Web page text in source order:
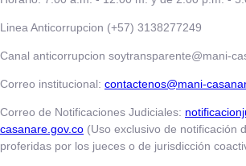
Linea Anticorrupcion (+57) 3138277249
Canal anticorrupcion soytransparente@mani-
Correo institucional: contactenos@mani-
Correo de Notificaciones Judiciales:
casanare.gov.co (Uso exclusivo de notificación
proferidas por los jueces o de jurisdicción